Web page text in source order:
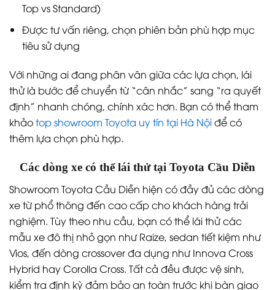
Top vs Standard)
Được tư vấn riêng, chọn phiên bản phù hợp mục
tiêu sử dụng
Với những ai đang phân vân giữa các lựa chọn, lái
thử là bước để chuyển từ “cân nhắc” sang “ra quyết
định” nhanh chóng, chính xác hơn. Bạn có thể tham
khảotop showroom Toyota uy tín tại Hà Nộiđể có
thêm lựa chọn phù hợp.
Các dòng xe có thể lái thử tại Toyota Cầu Diễn
Showroom Toyota Cầu Diễn hiện có đầy đủ các dòng
xe từ phổ thông đến cao cấp cho khách hàng trải
nghiệm. Tùy theo nhu cầu, bạn có thể lái thử các
mẫu xe đô thị nhỏ gọn như Raize, sedan tiết kiệm như
Vios, đến dòng crossover đa dụng như Innova Cross
Hybrid hay Corolla Cross. Tất cả đều được vệ sinh,
kiểm tra định kỳ đảm bảo an toàn trước khi bàn giao